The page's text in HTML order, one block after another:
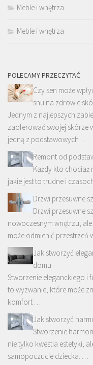
Meble i wnętrza
Meble i wnętrza
POLECAMY PRZECZYTAĆ
Czy sen może
snu na zdrowie
Jednym z najlepszych
zaoferować swojej skórze
jedną z podstawowych …
Remont od
Każdy kto chociaż
jakie jest to trudne i
Drzwi przesuwne
Drzwi przesuwne
nowoczesnym wnętrzu,
może odmienić przestrzeń
Jak stworzyć
domu
Stworzenie eleganckiego i
to wyzwanie, które może
komfort …
Jak stworzyć
Stworzenie
nie tylko kwestia estetyki,
samopoczucie dziecka. …